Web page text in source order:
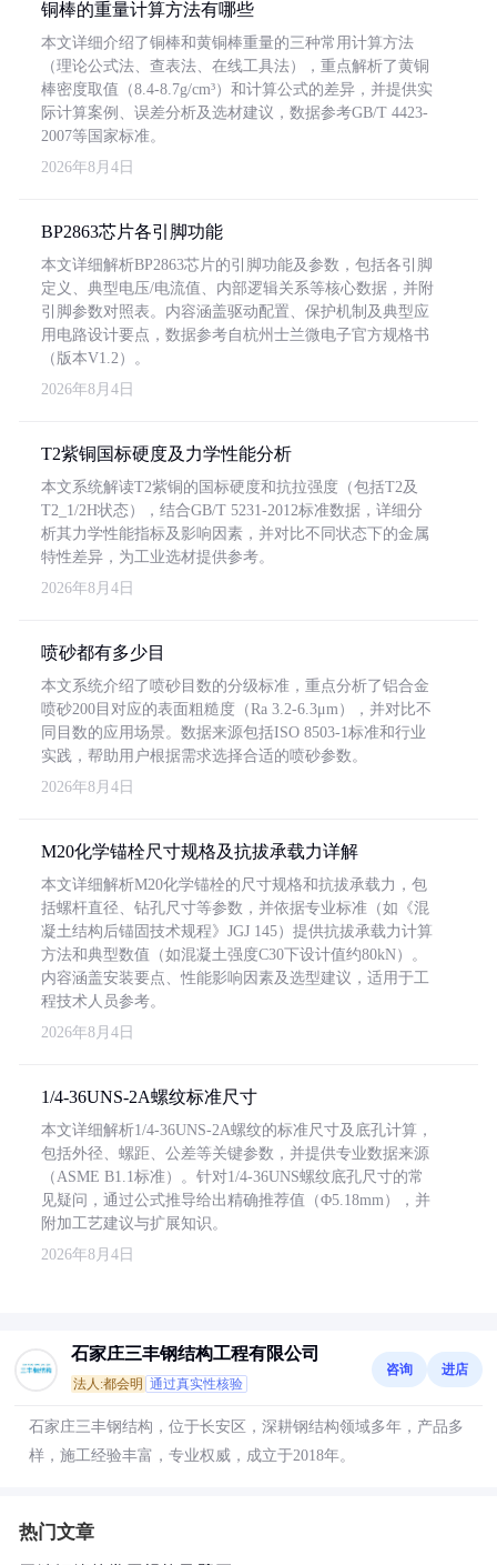
铜棒的重量计算方法有哪些
本文详细介绍了铜棒和黄铜棒重量的三种常用计算方法
（理论公式法、查表法、在线工具法），重点解析了黄铜
棒密度取值（8.4-8.7g/cm³）和计算公式的差异，并提供实
际计算案例、误差分析及选材建议，数据参考GB/T 4423-
2007等国家标准。
2026年8月4日
BP2863芯片各引脚功能
本文详细解析BP2863芯片的引脚功能及参数，包括各引脚
定义、典型电压/电流值、内部逻辑关系等核心数据，并附
引脚参数对照表。内容涵盖驱动配置、保护机制及典型应
用电路设计要点，数据参考自杭州士兰微电子官方规格书
（版本V1.2）。
2026年8月4日
T2紫铜国标硬度及力学性能分析
本文系统解读T2紫铜的国标硬度和抗拉强度（包括T2及
T2_1/2H状态），结合GB/T 5231-2012标准数据，详细分
析其力学性能指标及影响因素，并对比不同状态下的金属
特性差异，为工业选材提供参考。
2026年8月4日
喷砂都有多少目
本文系统介绍了喷砂目数的分级标准，重点分析了铝合金
喷砂200目对应的表面粗糙度（Ra 3.2-6.3μm），并对比不
同目数的应用场景。数据来源包括ISO 8503-1标准和行业
实践，帮助用户根据需求选择合适的喷砂参数。
2026年8月4日
M20化学锚栓尺寸规格及抗拔承载力详解
本文详细解析M20化学锚栓的尺寸规格和抗拔承载力，包
括螺杆直径、钻孔尺寸等参数，并依据专业标准（如《混
凝土结构后锚固技术规程》JGJ 145）提供抗拔承载力计算
方法和典型数值（如混凝土强度C30下设计值约80kN）。
内容涵盖安装要点、性能影响因素及选型建议，适用于工
程技术人员参考。
2026年8月4日
1/4-36UNS-2A螺纹标准尺寸
本文详细解析1/4-36UNS-2A螺纹的标准尺寸及底孔计算，
包括外径、螺距、公差等关键参数，并提供专业数据来源
（ASME B1.1标准）。针对1/4-36UNS螺纹底孔尺寸的常
见疑问，通过公式推导给出精确推荐值（Φ5.18mm），并
附加工艺建议与扩展知识。
2026年8月4日
石家庄三丰钢结构工程有限公司
法人:都会明 通过真实性核验
咨询 进店
石家庄三丰钢结构，位于长安区，深耕钢结构领域多年，产品多
样，施工经验丰富，专业权威，成立于2018年。
热门文章